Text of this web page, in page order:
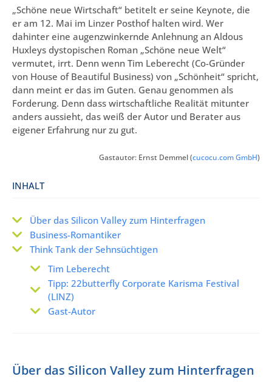
„Schöne neue Wirtschaft“ betitelt er seine Keynote, die
er am 12. Mai im Linzer Posthof halten wird. Wer
dahinter eine augenzwinkernde Anlehnung an Aldous
Huxleys dystopischen Roman „Schöne neue Welt“
vermutet, irrt. Denn wenn Tim Leberecht (Co-Gründer
von House of Beautiful Business) von „Schönheit“ spricht,
dann meint er das im Guten. Genau genommen als
Forderung. Denn dass wirtschaftliche Realität mitunter
anders aussieht, das weiß der Autor und Berater aus
eigener Erfahrung nur zu gut.
Gastautor: Ernst Demmel (cucocu.com GmbH)
INHALT
Über das Silicon Valley zum Hinterfragen
Business-Romantiker
Think Tank der Sehnsüchtigen
Tim Leberecht
Tipp: 22butterfly Corporate Karisma Festival
(LINZ)
Gast-Autor
Über das Silicon Valley zum Hinterfragen